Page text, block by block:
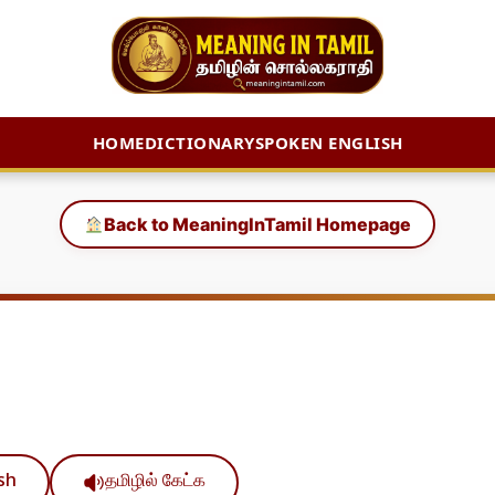
HOMEDICTIONARYSPOKEN ENGLISH
Back to MeaningInTamil Homepage
தமிழில் கேட்க